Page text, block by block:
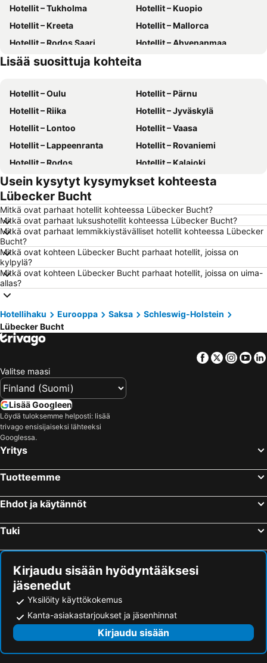
Hotellit – Tukholma
Hotellit – Kuopio
Hotellit – Kreeta
Hotellit – Mallorca
Hotellit – Rodos Saari
Hotellit – Ahvenanmaa
Hotellit – Gran Canaria
Hotellit – Kreikka
Lisää suosittuja kohteita
Hotellit – Oulu
Hotellit – Pärnu
Hotellit – Riika
Hotellit – Jyväskylä
Hotellit – Lontoo
Hotellit – Vaasa
Hotellit – Lappeenranta
Hotellit – Rovaniemi
Hotellit – Rodos
Hotellit – Kalajoki
Hotellit – Alanya
Hotellit – Joensuu
Hotellit – Fuengirola
Hotellit – Savonlinna
Hotellit – Gdańsk
Hotellit – Lahti
Hotellit – Hämeenlinna
Hotellit – Seinäjoki
Hotellit – Suomi
Hotellit – Malta
Hotellit – Aurinkorannikko
Hotellit – Teneriffa
Hotellit – Santorini Saari
Hotellit – Viro
Hotellit – Espanja
Hotellit – Koh Samui
Hotellit – Kypros
Hotellit – Lofoten
Hotellit – Ylläs
Hotellit – Kroatia
Usein kysytyt kysymykset kohteesta
Lübecker Bucht
Mitkä ovat parhaat hotellit kohteessa Lübecker Bucht?
Mitkä ovat parhaat luksushotellit kohteessa Lübecker Bucht?
Mitkä ovat parhaat lemmikkiystävälliset hotellit kohteessa Lübecker
Bucht?
Mitkä ovat kohteen Lübecker Bucht parhaat hotellit, joissa on
kylpylä?
Mitkä ovat kohteen Lübecker Bucht parhaat hotellit, joissa on uima-
allas?
Hotellihaku Eurooppa Saksa
Schleswig-Holstein
Lübecker Bucht
Facebook
Twitter
Valitse maasi
Lisää Googleen
Löydä tuloksemme helposti: lisää
trivago ensisijaiseksi lähteeksi
Googlessa.
Yritys
Tuotteemme
Ehdot ja käytännöt
Tuki
Kirjaudu sisään hyödyntääksesi
jäsenedut
Yksilöity käyttökokemus
Kanta-asiakastarjoukset ja jäsenhinnat
Kirjaudu sisään